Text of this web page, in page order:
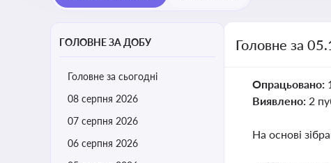
ГОЛОВНЕ ЗА ДОБУ
Головне за сьогодні
08 серпня 2026
07 серпня 2026
06 серпня 2026
Головне за
Опрацьовано:
Виявлено: 2
На основі